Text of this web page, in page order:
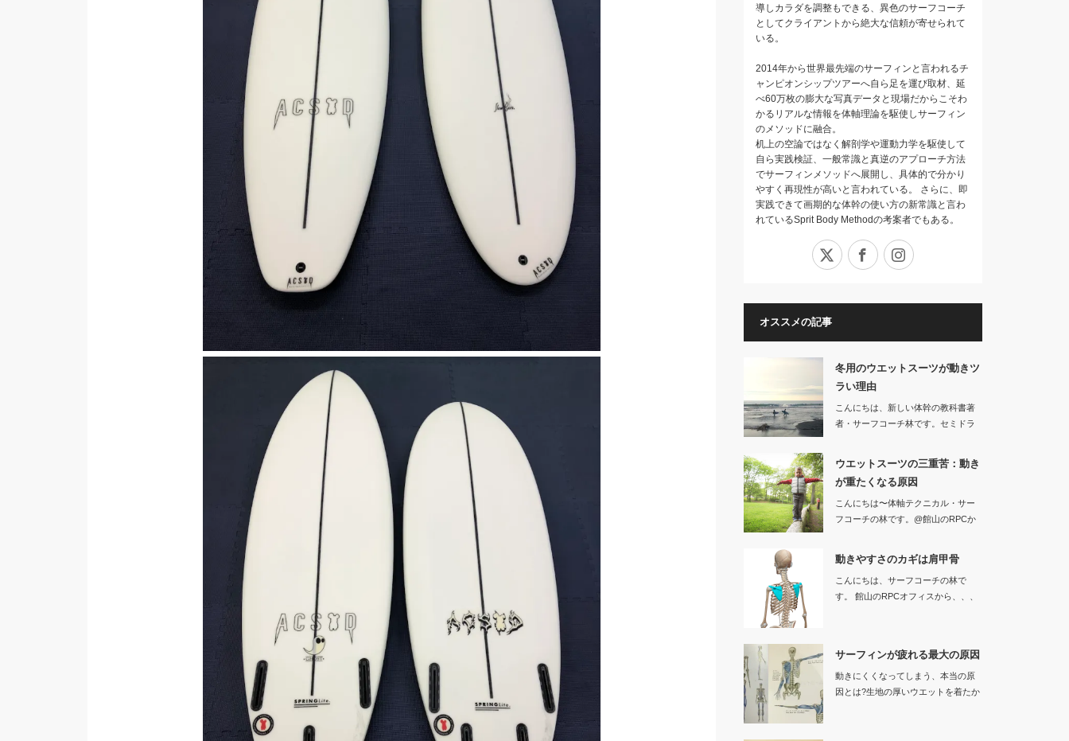
導しカラダを調整もできる、異色のサーフコーチ
としてクライアントから絶大な信頼が寄せられて
いる。
2014年から世界最先端のサーフィンと言われるチ
ャンピオンシップツアーへ自ら足を運び取材、延
べ60万枚の膨大な写真データと現場だからこそわ
かるリアルな情報を体軸理論を駆使しサーフィン
のメソッドに融合。
机上の空論ではなく解剖学や運動力学を駆使して
自ら実践検証、一般常識と真逆のアプローチ方法
でサーフィンメソッドへ展開し、具体的で分かり
やすく再現性が高いと言われている。 さらに、即
実践できて画期的な体幹の使い方の新常識と言わ
れているSprit Body Methodの考案者でもある。
Facebook
オススメの記事
冬用のウエットスーツが動きツ
ラい理由
こんにちは、新しい体幹の教科書著
者・サーフコーチ林です。セミドラ
ウエットスーツの三重苦：動き
が重たくなる原因
こんにちは〜体軸テクニカル・サー
フコーチの林です。@館山のRPCか
動きやすさのカギは肩甲骨
こんにちは、サーフコーチの林で
す。 館山のRPCオフィスから、、、
サーフィンが疲れる最大の原因
動きにくくなってしまう、本当の原
因とは?生地の厚いウエットを着たか